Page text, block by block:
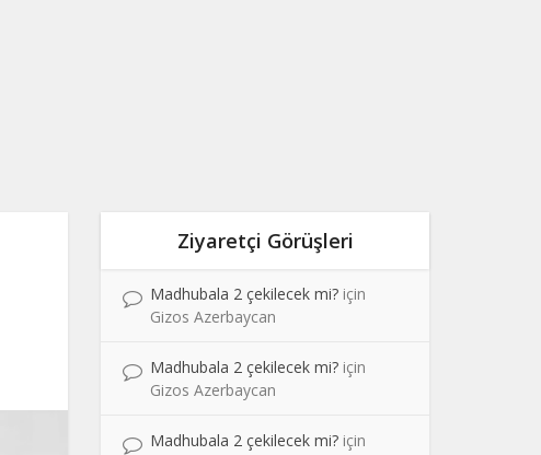
Ziyaretçi Görüşleri
Madhubala 2 çekilecek mi? için
Gizos Azerbaycan
Madhubala 2 çekilecek mi? için
Gizos Azerbaycan
Madhubala 2 çekilecek mi? için